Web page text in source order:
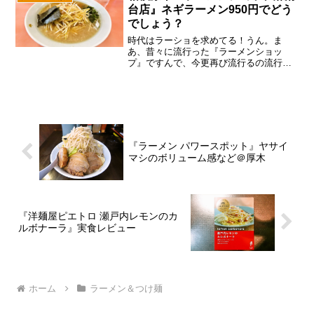
台店』ネギラーメン950円でどう
でしょう？
時代はラーショを求めてる！うん。ま
あ、昔々に流行った『ラーメンショッ
プ』ですんで、今更再び流行るの流行ら
『ラーメン パワースポット』ヤサイ
マシのボリューム感など＠厚木
『洋麺屋ピエトロ 瀬戸内レモンのカ
ルボナーラ』実食レビュー
ホーム ラーメン＆つけ麺